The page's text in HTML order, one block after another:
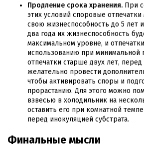
Продление срока хранения. При
этих условий споровые отпечатки
свою жизнеспособность до 5 лет
два года их жизнеспособность
максимальном уровне, и
использованию при минимальной
отпечатки старше двух лет,
желательно провести
чтобы активировать споры и
прорастанию. Для этого можно
взвесью в холодильник на
оставить его при комнатной
перед инокуляцией субстрата.
Финальные мысли